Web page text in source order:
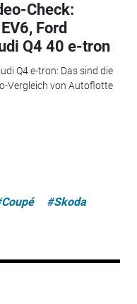
Check:
Ford
Q4 40 e-tron
Q4 e-tron: Das sind die
Vergleich von Autoflotte
#Skoda